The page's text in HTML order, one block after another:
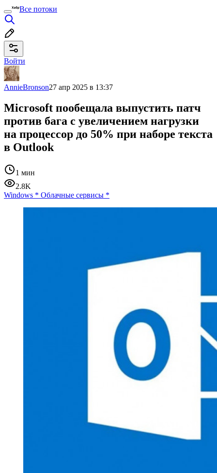
Все потоки
Войти
AnnieBronson27 апр 2025 в 13:37
Microsoft пообещала выпустить патч
против бага с увеличением нагрузки
на процессор до 50% при наборе текста
в Outlook
1 мин
2.8K
Windows * Облачные сервисы *